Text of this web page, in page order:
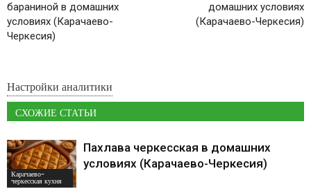
бараниной в домашних
условиях (Карачаево-
Черкесия)
домашних условиях
(Карачаево-Черкесия)
Настройки аналитики
СХОЖИЕ СТАТЬИ
Карачаево-
черкесская кухня
Пахлава черкесская в домашних
условиях (Карачаево-Черкесия)